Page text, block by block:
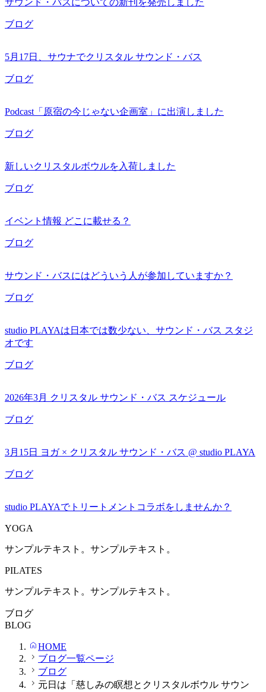
ブログ
5月17日、サウナでクリスタル サウンド・バス
ブログ
Podcast「原宿の今じゃない企画室」に出演しました
ブログ
新しいクリスタルボウルを入荷しました
ブログ
イベント情報 どこに載せる？
ブログ
サウンド・バスにはどういう人が参加していますか？
ブログ
studio PLAYAは日本では数少ない、サウンド・バス スタジ
オです
ブログ
2026年3月 クリスタル サウンド・バス スケジュール
ブログ
3月15日 ヨガ × クリスタル サウンド・バス @ studio PLAYA
ブログ
studio PLAYAでトリートメントコラボをしませんか？
YOGA
サンプルテキスト。サンプルテキスト。
PILATES
サンプルテキスト。サンプルテキスト。
ブログ
BLOG
HOME
ブログ一覧ページ
ブログ
元日は「慈しみの瞑想とクリスタルボウル サウン